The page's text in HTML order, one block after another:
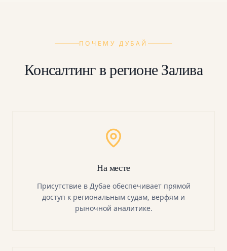
ПОЧЕМУ ДУБАЙ
Консалтинг в регионе Залива
На месте
Присутствие в Дубае обеспечивает прямой
доступ к региональным судам, верфям и
рыночной аналитике.